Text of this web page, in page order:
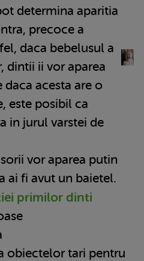
determina aparitia
precoce a
daca bebelusul a
dintii ii vor aparea
acesta are o
este posibil ca
in jurul varstei de
vor aparea putin
ai fi avut un baietel.
primilor dinti
obiectelor tari pentru